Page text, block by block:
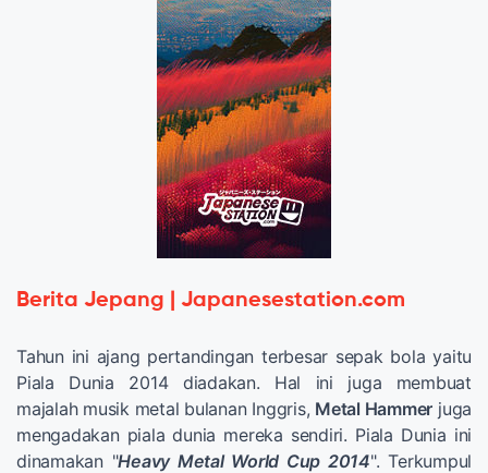
Berita Jepang | Japanesestation.com
Tahun ini ajang pertandingan terbesar sepak bola yaitu
Piala Dunia 2014 diadakan. Hal ini juga membuat
majalah musik metal bulanan Inggris, Metal Hammer juga
mengadakan piala dunia mereka sendiri. Piala Dunia ini
dinamakan "Heavy Metal World Cup 2014". Terkumpul